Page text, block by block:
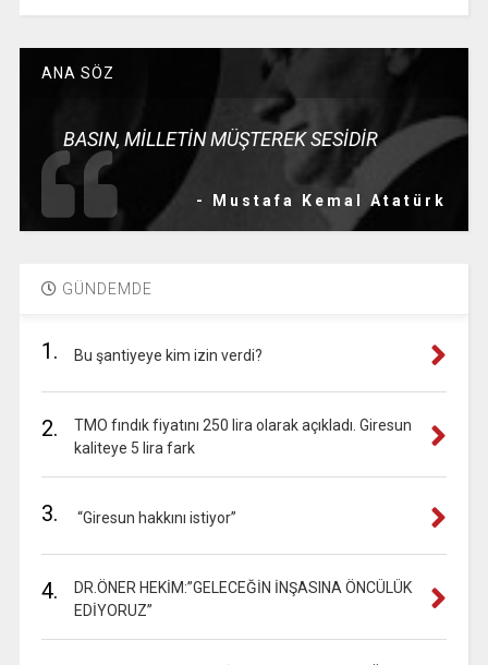
ANA SÖZ
BASIN, MİLLETİN MÜŞTEREK SESİDİR
- Mustafa Kemal Atatürk
GÜNDEMDE
1. Bu şantiyeye kim izin verdi?
2.
TMO fındık fiyatını 250 lira olarak açıkladı. Giresun
kaliteye 5 lira fark
3. “Giresun hakkını istiyor”
4.
DR.ÖNER HEKİM:”GELECEĞİN İNŞASINA ÖNCÜLÜK
EDİYORUZ”